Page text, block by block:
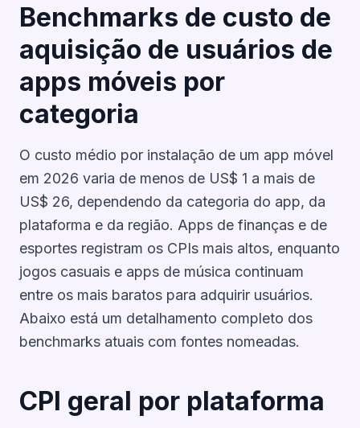
Benchmarks de custo de
aquisição de usuários de
apps móveis por
categoria
O custo médio por instalação de um app móvel
em 2026 varia de menos de US$ 1 a mais de
US$ 26, dependendo da categoria do app, da
plataforma e da região. Apps de finanças e de
esportes registram os CPIs mais altos, enquanto
jogos casuais e apps de música continuam
entre os mais baratos para adquirir usuários.
Abaixo está um detalhamento completo dos
benchmarks atuais com fontes nomeadas.
CPI geral por plataforma